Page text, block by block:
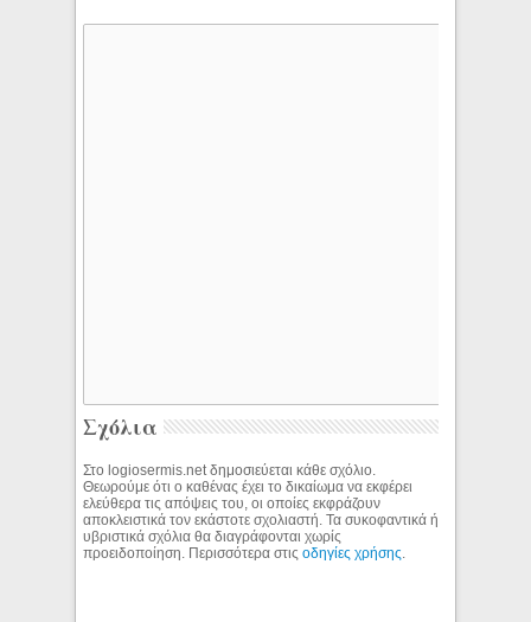
Σχόλια
Στο logiosermis.net δημοσιεύεται κάθε σχόλιο.
Θεωρούμε ότι ο καθένας έχει το δικαίωμα να εκφέρει
ελεύθερα τις απόψεις του, οι οποίες εκφράζουν
αποκλειστικά τον εκάστοτε σχολιαστή. Τα συκοφαντικά ή
υβριστικά σχόλια θα διαγράφονται χωρίς
προειδοποίηση. Περισσότερα στιςοδηγίες χρήσης.